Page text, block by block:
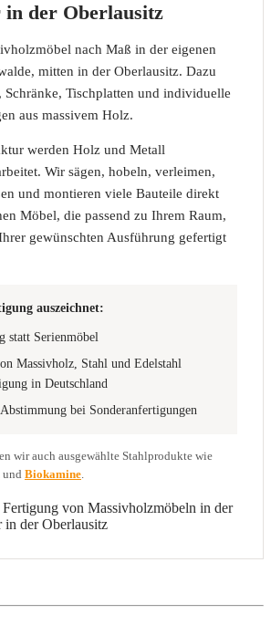
der Oberlausitz
nach Maß in der eigenen
mitten in der Oberlausitz. Dazu
Schränke, Tischplatten und individuelle
aus massivem Holz.
werden Holz und Metall
Wir sägen, hobeln, verleimen,
und montieren viele Bauteile direkt
Möbel, die passend zu Ihrem Raum,
gewünschten Ausführung gefertigt
auszeichnet:
statt Serienmöbel
Massivholz, Stahl und Edelstahl
in Deutschland
bei Sonderanfertigungen
wir auch ausgewählte Stahlprodukte wie
und Biokamine.